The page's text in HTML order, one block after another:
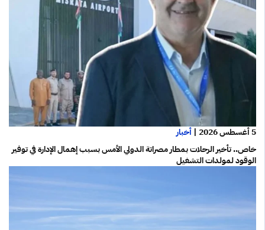
5 أغسطس 2026 | أخبار
خاص.. تأخير الرحلات بمطار مصراتة الدولي الأمس بسبب إهمال الإدارة في توفير
الوقود لمولدات التشغيل